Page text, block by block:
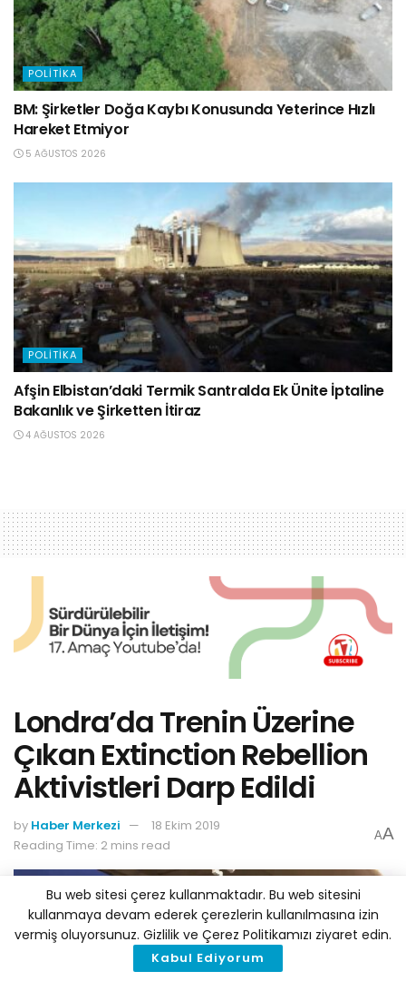
POLITIKA
BM: Şirketler Doğa Kaybı Konusunda Yeterince Hızlı
Hareket Etmiyor
5 AĞUSTOS 2026
POLITIKA
Afşin Elbistan’daki Termik Santralda Ek Ünite İptaline
Bakanlık ve Şirketten İtiraz
4 AĞUSTOS 2026
Londra’da Trenin Üzerine
Çıkan Extinction Rebellion
Aktivistleri Darp Edildi
by Haber Merkezi
18 Ekim 2019
Reading Time: 2 mins read
AA
Bu web sitesi çerez kullanmaktadır. Bu web sitesini
kullanmaya devam ederek çerezlerin kullanılmasına izin
vermiş oluyorsunuz. Gizlilik ve Çerez Politikamızı ziyaret edin.
Kabul Ediyorum